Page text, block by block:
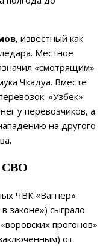
, известный как
Местное
«смотрящим»
Чкадуа. Вместе
«Узбек»
у перевозчиков, а
на другого
СВО
ЧВК «Вагнер»
законе») сыграло
прогонов»
от